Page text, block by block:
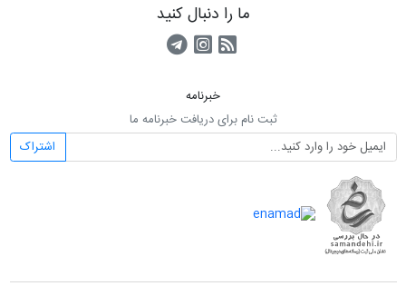
ما را دنبال کنید
RSSکانال آپارات
کانال تلگرام
خبرنامه
ثبت نام برای دریافت خبرنامه ما
اشتراک